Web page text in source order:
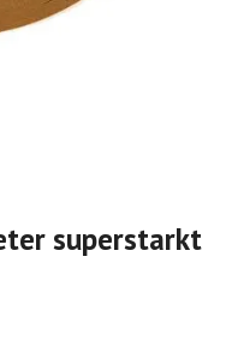
superstarkt